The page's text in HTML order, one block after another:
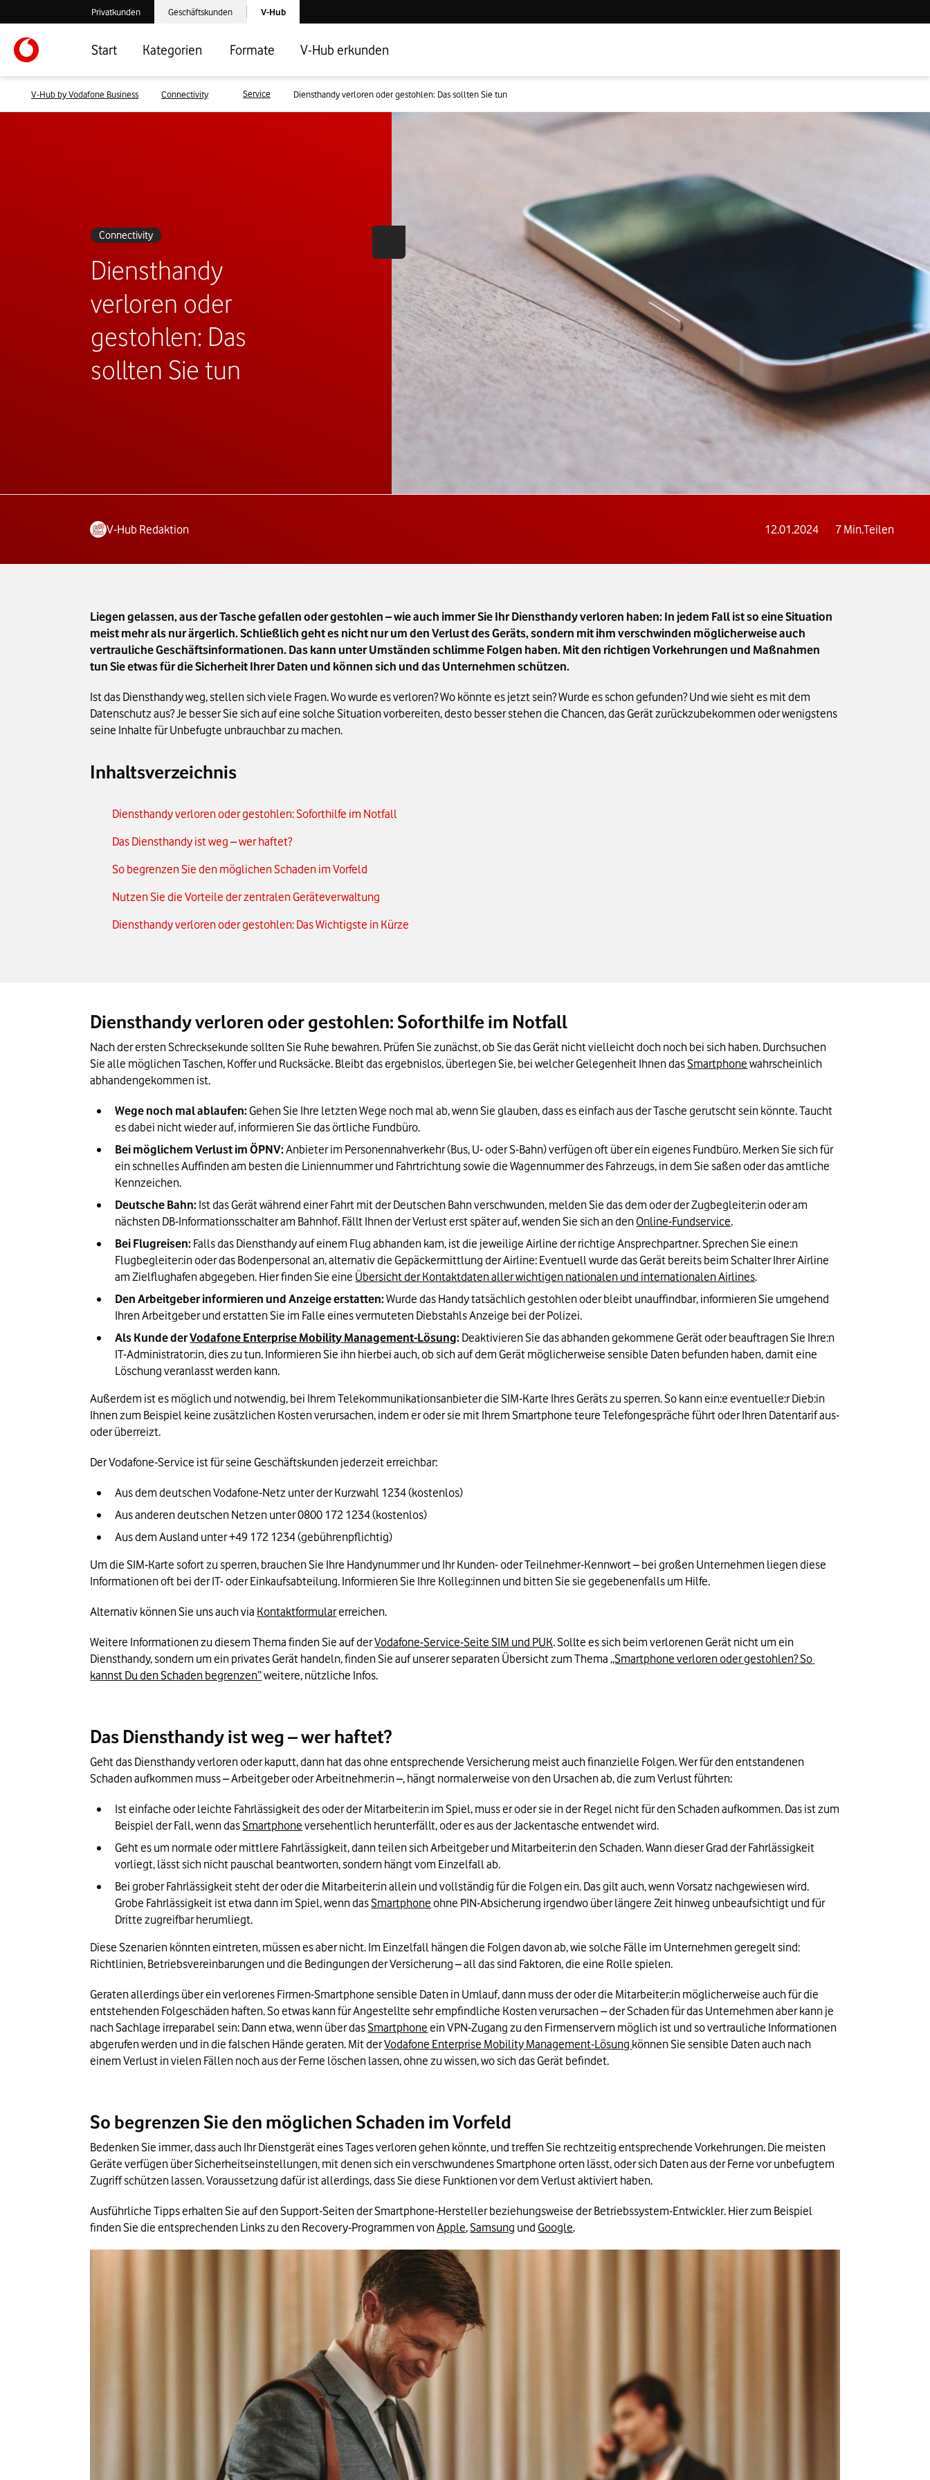
Verlassen der V-Hub Webseite: Zum Privatkundenbereich
Privatkunden Verlassen der V-Hub Webseite: Zum Geschäftskundenbereich
Geschäftskunden Laden der V-Hub Startseite
V-Hub
Start Kategorien Formate V-Hub erkunden
V-Hub by Vodafone Business Connectivity Service Diensthandy verloren oder gestohlen: Das sollten Sie tun
Connectivity
Diensthandy
verloren oder
gestohlen: Das
sollten Sie tun
V-Hub Redaktion 12.01.2024 7Min.Teilen
Liegen gelassen, aus der Tasche gefallen oder gestohlen – wie auch immer Sie Ihr Diensthandy verloren haben: In jedem Fall ist so eine Situation
meist mehr als nur ärgerlich. Schließlich geht es nicht nur um den Verlust des Geräts, sondern mit ihm verschwinden möglicherweise auch
vertrauliche Geschäftsinformationen. Das kann unter Umständen schlimme Folgen haben. Mit den richtigen Vorkehrungen und Maßnahmen
tun Sie etwas für die Sicherheit Ihrer Daten und können sich und das Unternehmen schützen.
Ist das Diensthandy weg, stellen sich viele Fragen. Wo wurde es verloren? Wo könnte es jetzt sein? Wurde es schon gefunden? Und wie sieht es mit dem
Datenschutz aus? Je besser Sie sich auf eine solche Situation vorbereiten, desto besser stehen die Chancen, das Gerät zurückzubekommen oder wenigstens
seine Inhalte für Unbefugte unbrauchbar zu machen.
Inhaltsverzeichnis
Diensthandy verloren oder gestohlen: Soforthilfe im Notfall
Das Diensthandy ist weg – wer haftet?
So begrenzen Sie den möglichen Schaden im Vorfeld
Nutzen Sie die Vorteile der zentralen Geräteverwaltung
Diensthandy verloren oder gestohlen: Das Wichtigste in Kürze
Diensthandy verloren oder gestohlen: Soforthilfe im Notfall
Nach der ersten Schrecksekunde sollten Sie Ruhe bewahren. Prüfen Sie zunächst, ob Sie das Gerät nicht vielleicht doch noch bei sich haben. Durchsuchen
Sie alle möglichen Taschen, Koffer und Rucksäcke. Bleibt das ergebnislos, überlegen Sie, bei welcher Gelegenheit Ihnen das Smartphone wahrscheinlich
abhandengekommen ist.
Wege noch mal ablaufen: Gehen Sie Ihre letzten Wege noch mal ab, wenn Sie glauben, dass es einfach aus der Tasche gerutscht sein könnte. Taucht
es dabei nicht wieder auf, informieren Sie das örtliche Fundbüro.
Bei möglichem Verlust im ÖPNV: Anbieter im Personennahverkehr (Bus, U- oder S-Bahn) verfügen oft über ein eigenes Fundbüro. Merken Sie sich für
ein schnelles Auffinden am besten die Liniennummer und Fahrtrichtung sowie die Wagennummer des Fahrzeugs, in dem Sie saßen oder das amtliche
Kennzeichen.
Deutsche Bahn: Ist das Gerät während einer Fahrt mit der Deutschen Bahn verschwunden, melden Sie das dem oder der Zugbegleiter:in oder am
nächsten DB-Informationsschalter am Bahnhof. Fällt Ihnen der Verlust erst später auf, wenden Sie sich an den Online-Fundservice.
Bei Flugreisen: Falls das Diensthandy auf einem Flug abhanden kam, ist die jeweilige Airline der richtige Ansprechpartner. Sprechen Sie eine:n
Flugbegleiter:in oder das Bodenpersonal an, alternativ die Gepäckermittlung der Airline: Eventuell wurde das Gerät bereits beim Schalter Ihrer Airline
am Zielflughafen abgegeben. Hier finden Sie eine Übersicht der Kontaktdaten aller wichtigen nationalen und internationalen Airlines.
Den Arbeitgeber informieren und Anzeige erstatten: Wurde das Handy tatsächlich gestohlen oder bleibt unauffindbar, informieren Sie umgehend
Ihren Arbeitgeber und erstatten Sie im Falle eines vermuteten Diebstahls Anzeige bei der Polizei.
Als Kunde der Vodafone Enterprise Mobility Management-Lösung: Deaktivieren Sie das abhanden gekommene Gerät oder beauftragen Sie Ihre:n
IT-Administrator:in, dies zu tun. Informieren Sie ihn hierbei auch, ob sich auf dem Gerät möglicherweise sensible Daten befunden haben, damit eine
Löschung veranlasst werden kann.
Außerdem ist es möglich und notwendig, bei Ihrem Telekommunikationsanbieter die SIM-Karte Ihres Geräts zu sperren. So kann ein:e eventuelle:r Dieb:in
Ihnen zum Beispiel keine zusätzlichen Kosten verursachen, indem er oder sie mit Ihrem Smartphone teure Telefongespräche führt oder Ihren Datentarif aus-
oder überreizt.
Der Vodafone-Service ist für seine Geschäftskunden jederzeit erreichbar:
Aus dem deutschen Vodafone-Netz unter der Kurzwahl 1234 (kostenlos)
Aus anderen deutschen Netzen unter 0800 172 1234 (kostenlos)
Aus dem Ausland unter +49 172 1234 (gebührenpflichtig)
Um die SIM-Karte sofort zu sperren, brauchen Sie Ihre Handynummer und Ihr Kunden- oder Teilnehmer-Kennwort – bei großen Unternehmen liegen diese
Informationen oft bei der IT- oder Einkaufsabteilung. Informieren Sie Ihre Kolleg:innen und bitten Sie sie gegebenenfalls um Hilfe.
Alternativ können Sie uns auch via Kontaktformular erreichen.
Weitere Informationen zu diesem Thema finden Sie auf der Vodafone-Service-Seite SIM und PUK. Sollte es sich beim verlorenen Gerät nicht um ein
Diensthandy, sondern um ein privates Gerät handeln, finden Sie auf unserer separaten Übersicht zum Thema „Smartphone verloren oder gestohlen? So
kannst Du den Schaden begrenzen” weitere, nützliche Infos.
Das Diensthandy ist weg – wer haftet?
Geht das Diensthandy verloren oder kaputt, dann hat das ohne entsprechende Versicherung meist auch finanzielle Folgen. Wer für den entstandenen
Schaden aufkommen muss – Arbeitgeber oder Arbeitnehmer:in –, hängt normalerweise von den Ursachen ab, die zum Verlust führten:
Ist einfache oder leichte Fahrlässigkeit des oder der Mitarbeiter:in im Spiel, muss er oder sie in der Regel nicht für den Schaden aufkommen. Das ist zum
Beispiel der Fall, wenn das Smartphone versehentlich herunterfällt, oder es aus der Jackentasche entwendet wird.
Geht es um normale oder mittlere Fahrlässigkeit, dann teilen sich Arbeitgeber und Mitarbeiter:in den Schaden. Wann dieser Grad der Fahrlässigkeit
vorliegt, lässt sich nicht pauschal beantworten, sondern hängt vom Einzelfall ab.
Bei grober Fahrlässigkeit steht der oder die Mitarbeiter:in allein und vollständig für die Folgen ein. Das gilt auch, wenn Vorsatz nachgewiesen wird.
Grobe Fahrlässigkeit ist etwa dann im Spiel, wenn das Smartphone ohne PIN-Absicherung irgendwo über längere Zeit hinweg unbeaufsichtigt und für
Dritte zugreifbar herumliegt.
Diese Szenarien könnten eintreten, müssen es aber nicht. Im Einzelfall hängen die Folgen davon ab, wie solche Fälle im Unternehmen geregelt sind:
Richtlinien, Betriebsvereinbarungen und die Bedingungen der Versicherung – all das sind Faktoren, die eine Rolle spielen.
Geraten allerdings über ein verlorenes Firmen-Smartphone sensible Daten in Umlauf, dann muss der oder die Mitarbeiter:in möglicherweise auch für die
entstehenden Folgeschäden haften. So etwas kann für Angestellte sehr empfindliche Kosten verursachen – der Schaden für das Unternehmen aber kann je
nach Sachlage irreparabel sein: Dann etwa, wenn über das Smartphone ein VPN-Zugang zu den Firmenservern möglich ist und so vertrauliche Informationen
abgerufen werden und in die falschen Hände geraten. Mit der Vodafone Enterprise Mobility Management-Lösung können Sie sensible Daten auch nach
einem Verlust in vielen Fällen noch aus der Ferne löschen lassen, ohne zu wissen, wo sich das Gerät befindet.
So begrenzen Sie den möglichen Schaden im Vorfeld
Bedenken Sie immer, dass auch Ihr Dienstgerät eines Tages verloren gehen könnte, und treffen Sie rechtzeitig entsprechende Vorkehrungen. Die meisten
Geräte verfügen über Sicherheitseinstellungen, mit denen sich ein verschwundenes Smartphone orten lässt, oder sich Daten aus der Ferne vor unbefugtem
Zugriff schützen lassen. Voraussetzung dafür ist allerdings, dass Sie diese Funktionen vor dem Verlust aktiviert haben.
Ausführliche Tipps erhalten Sie auf den Support-Seiten der Smartphone-Hersteller beziehungsweise der Betriebssystem-Entwickler. Hier zum Beispiel
finden Sie die entsprechenden Links zu den Recovery-Programmen von Apple, Samsung und Google.